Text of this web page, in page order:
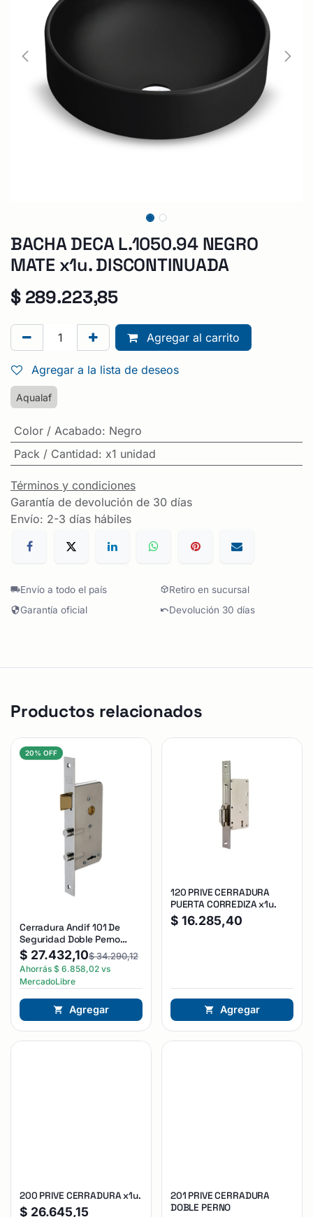
BACHA DECA L.1050.94 NEGRO
MATE x1u. DISCONTINUADA
$ 289.223,85
Agregar al carrito
Agregar a la lista de deseos
Aqualaf
Color / Acabado: Negro
Pack / Cantidad: x1 unidad
Términos y condiciones
Garantía de devolución de 30 días
Envío: 2-3 días hábiles
Envío a todo el país
Retiro en sucursal
Garantía oficial
Devolución 30 días
Productos relacionados
20% OFF
Cerradura Andif 101 De
Seguridad Doble Perno
Reforzada Plateado
$ 27.432,10$34.290,12
Ahorrás $ 6.858,02 vs
MercadoLibre
Agregar
120 PRIVE CERRADURA
PUERTA CORREDIZA x1u.
$ 16.285,40
Agregar
200 PRIVE CERRADURA x1u.
$ 26.645,15
201 PRIVE CERRADURA
DOBLE PERNO